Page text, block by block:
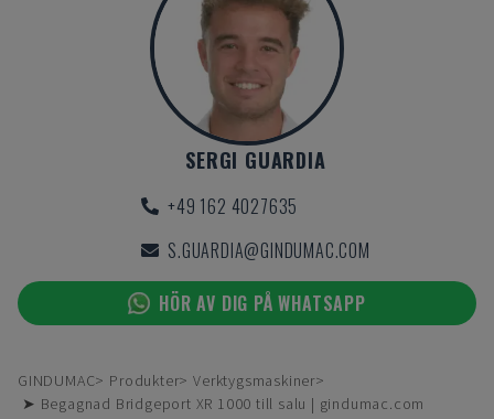
SERGI GUARDIA
+49 162 4027635
S.GUARDIA@GINDUMAC.COM
HÖR AV DIG PÅ WHATSAPP
GINDUMAC Produkter
Verktygsmaskiner
➤ Begagnad Bridgeport XR 1000 till salu | gindumac.com